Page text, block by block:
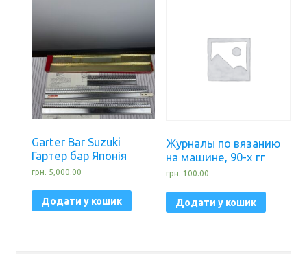
Garter Bar Suzuki
Гартер бар Японія
грн. 5,000.00
Додати у кошик
Журналы по вязанию
на машине, 90-х гг
грн. 100.00
Додати у кошик